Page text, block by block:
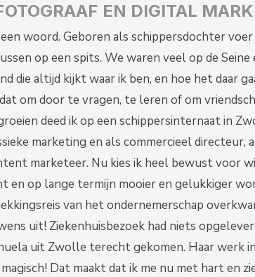
EN DIGITAL
woord. Geboren als schippersdochter
op een spits. We waren veel op de
die altijd kijkt waar ik ben, en hoe het daar
om door te vragen, te leren of om
deed ik op een schippersinternaat in
marketing en als commercieel directeur,
marketeer. Nu kies ik heel bewust voor
en op lange termijn mooier en gelukkiger
van het ondernemerschap
uit! Ziekenhuisbezoek had niets
uit Zwolle terecht gekomen. Haar werk
Dat maakt dat ik me nu met hart en